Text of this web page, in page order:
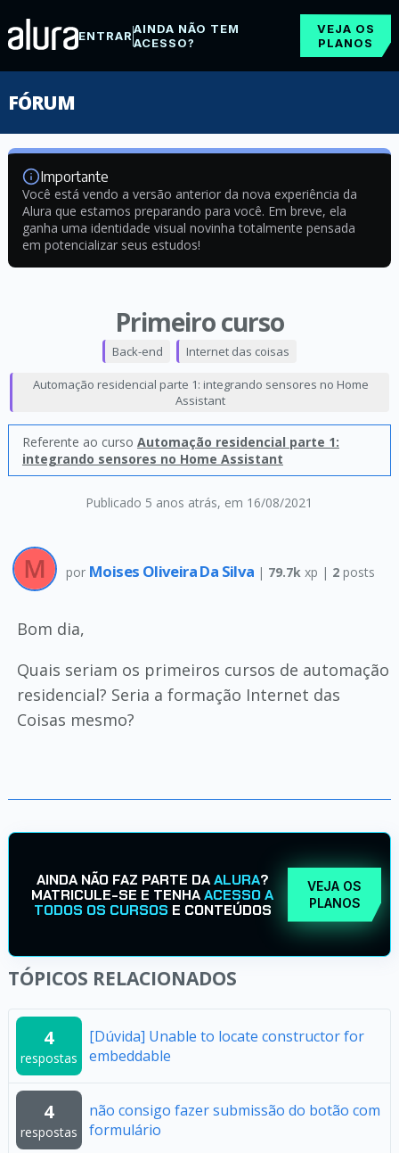
ENTRARAINDA NÃO TEM
ACESSO?
VEJA OS
PLANOS
FÓRUM
Importante
Você está vendo a versão anterior da nova experiência da
Alura que estamos preparando para você. Em breve, ela
ganha uma identidade visual novinha totalmente pensada
em potencializar seus estudos!
Primeiro curso
Publicado 5 anos atrás, em 16/08/2021
Back-end Internet das coisas
Automação residencial parte 1: integrando sensores no Home
Assistant
Referente ao curso Automação residencial parte 1:
integrando sensores no Home Assistant
por Moises Oliveira Da Silva | 79.7k xp | 2posts
Bom dia,
Quais seriam os primeiros cursos de automação
residencial? Seria a formação Internet das
Coisas mesmo?
AINDA NÃO FAZ PARTE DAALURA?
MATRICULE-SE E TENHAACESSO A
TODOS OS CURSOS E CONTEÚDOS
VEJA OS
PLANOS
TÓPICOS RELACIONADOS
4
respostas
[Dúvida] Unable to locate constructor for
embeddable
4
respostas
não consigo fazer submissão do botão com
formulário